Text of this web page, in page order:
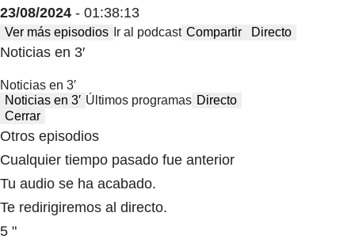
23/08/2024 - 01:38:13
Ver más episodios Ir al podcast Compartir Directo
Noticias en 3′
Noticias en 3′
Noticias en 3′ Últimos programas Directo
Cerrar
Otros episodios
Cualquier tiempo pasado fue anterior
Tu audio se ha acabado.
Te redirigiremos al directo.
5 "